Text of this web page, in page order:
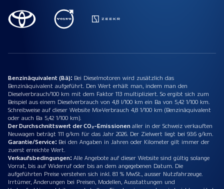
Benzinäquivalent (Bä): Bei Dieselmotoren wird zusätzlich das
Benzinäquivalent aufgeführt. Den Wert erhält man, indem man den
Dieselverbrauch/100 km mit dem Faktor 113 multipliziert. So ergibt sich zum
Beispiel aus einem Dieselverbrauch von 4,8 l/100 km ein Ba von 5,42 1/100 km.
Schreibweise auf dieser Website Mix-Verbrauch 4,8 1/100 km (Benzinäquivalent
oder auch Ba 5,42 1/100 km).
Der Durchschnittswert der CO₂-Emissionenaller in der Schweiz verkauften
Neuwagen beträgt 111 g/km für das Jahr 2026. Der Zielwert liegt bei 93.6 g/km.
Garantie/Service: Bei den Angaben in Jahren oder Kilometer gilt immer der
zuerst erreichte Wert.
Verkaufsbedingungen: Alle Angebote auf dieser Website sind gültig solange
Vorrat, bis auf Widerruf oder bis an dem angegebenen Datum. Die
aufgeführten Preise verstehen sich inkl. 8.1 % MwSt., ausser Nutzfahrzeuge.
Irrtümer, Änderungen bei Preisen, Modellen, Ausstattungen und